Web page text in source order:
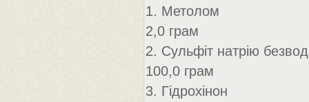
1. Метолом
2,0 грам
2. Сульфіт натрію
100,0 грам
3. Гідрохінон